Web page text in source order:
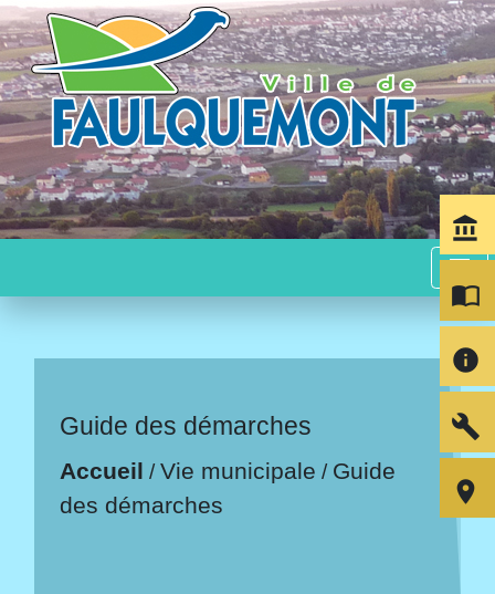
menu
Guide des démarches
Accueil /Vie municipale / Guide
des démarches
account_balance
import_contacts
info
build
room